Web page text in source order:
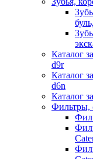
Каталог
d9r
Каталог
d6n
Каталог
Фильтры,